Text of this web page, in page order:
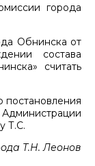
города
Обнинска от
состава
считать
постановления
Т.С.
Т.Н. Леонов